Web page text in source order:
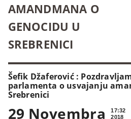
AMANDMANA O
GENOCIDU U
SREBRENICI
Šefik Džaferović :
parlamenta o usvajanju
Srebrenici
29 Novembra
17:32
2018